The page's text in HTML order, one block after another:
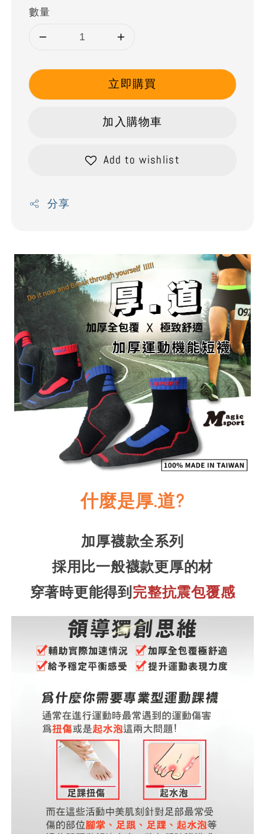
數量
立即購買
加入購物車
Add to wishlist
分享
什麼是厚.道?
加厚襪款全系列
採用比一般襪款更厚的材
穿著時更能得到 完整抗震包覆感